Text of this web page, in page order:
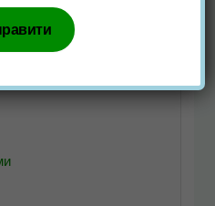
І нижче ми приводимо
лікарів центру.